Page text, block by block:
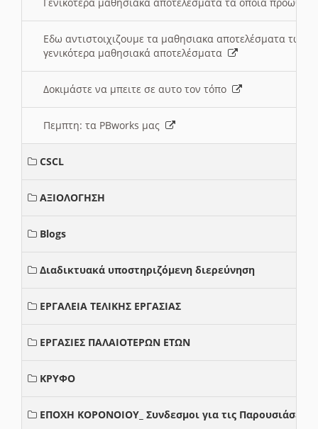
Εδω αντιστοιχιζουμε τα μαθησιακα αποτελέσματα
γενικότερα μαθησιακά αποτελέσματα
Δοκιμάστε να μπειτε σε αυτο τον τόπο
Πεμπτη: τα PBworks μας
CSCL
ΑΞΙΟΛΟΓΗΣΗ
Blogs
Διαδικτυακά υποστηριζόμενη διερεύνηση
ΕΡΓΑΛΕΙΑ ΤΕΛΙΚΗΣ ΕΡΓΑΣΙΑΣ
ΕΡΓΑΣΙΕΣ ΠΑΛΑΙΟΤΕΡΩΝ ΕΤΩΝ
ΚΡΥΦΟ
ΕΠΟΧΗ ΚΟΡΟΝΟΙΟΥ_ Συνδεσμοι για τις Παρουσιάσεις